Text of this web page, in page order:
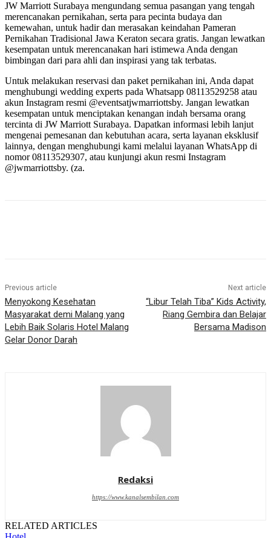
JW Marriott Surabaya mengundang semua pasangan yang tengah
merencanakan pernikahan, serta para pecinta budaya dan
kemewahan, untuk hadir dan merasakan keindahan Pameran
Pernikahan Tradisional Jawa Keraton secara gratis. Jangan lewatkan
kesempatan untuk merencanakan hari istimewa Anda dengan
bimbingan dari para ahli dan inspirasi yang tak terbatas.
Untuk melakukan reservasi dan paket pernikahan ini, Anda dapat
menghubungi wedding experts pada Whatsapp 08113529258 atau
akun Instagram resmi @eventsatjwmarriottsby. Jangan lewatkan
kesempatan untuk menciptakan kenangan indah bersama orang
tercinta di JW Marriott Surabaya. Dapatkan informasi lebih lanjut
mengenai pemesanan dan kebutuhan acara, serta layanan eksklusif
lainnya, dengan menghubungi kami melalui layanan WhatsApp di
nomor 08113529307, atau kunjungi akun resmi Instagram
@jwmarriottsby. (za.
Previous article
Menyokong Kesehatan
Masyarakat demi Malang yang
Lebih Baik Solaris Hotel Malang
Gelar Donor Darah
Next article
“Libur Telah Tiba” Kids Activity,
Riang Gembira dan Belajar
Bersama Madison
Redaksi
https://www.kanalsembilan.com
RELATED ARTICLES